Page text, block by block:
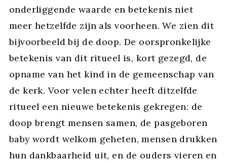
onderliggende waarde en betekenis niet
meer hetzelfde zijn als voorheen. We zien dit
bijvoorbeeld bij de doop. De oorspronkelijke
betekenis van dit ritueel is, kort gezegd, de
opname van het kind in de gemeenschap van
de kerk. Voor velen echter heeft ditzelfde
ritueel een nieuwe betekenis gekregen: de
doop brengt mensen samen, de pasgeboren
baby wordt welkom geheten, mensen drukken
hun dankbaarheid uit, en de ouders vieren en